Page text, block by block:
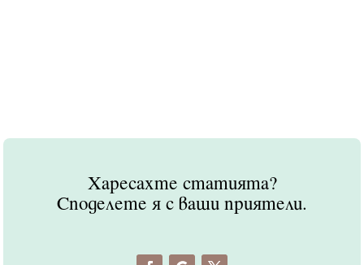
Харесахте статията?
Споделете я с ваши приятели.